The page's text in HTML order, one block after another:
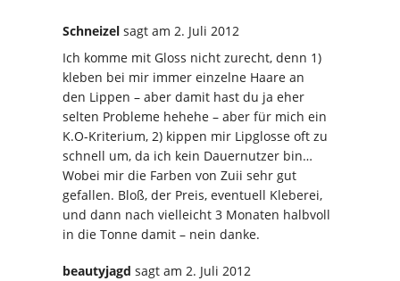
Schneizel sagt am 2. Juli 2012
Ich komme mit Gloss nicht zurecht, denn 1)
kleben bei mir immer einzelne Haare an
den Lippen – aber damit hast du ja eher
selten Probleme hehehe – aber für mich ein
K.O-Kriterium, 2) kippen mir Lipglosse oft zu
schnell um, da ich kein Dauernutzer bin…
Wobei mir die Farben von Zuii sehr gut
gefallen. Bloß, der Preis, eventuell Kleberei,
und dann nach vielleicht 3 Monaten halbvoll
in die Tonne damit – nein danke.
beautyjagd sagt am 2. Juli 2012